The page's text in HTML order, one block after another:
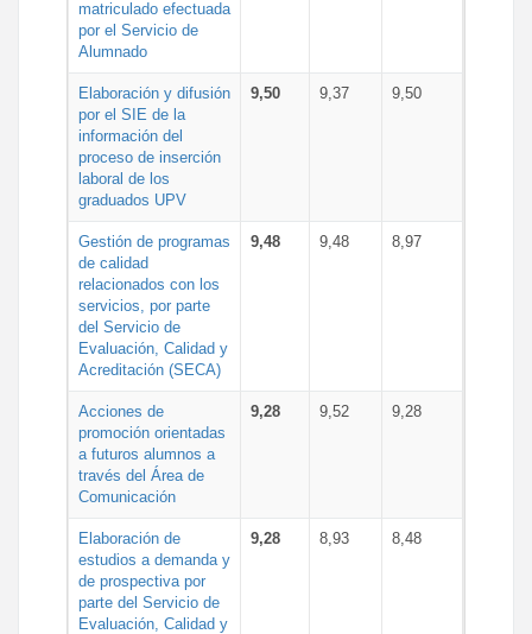
matriculado efectuada
por el Servicio de
Alumnado
Elaboración y difusión
por el SIE de la
información del
proceso de inserción
laboral de los
graduados UPV
9,50 9,37 9,50
Gestión de programas
de calidad
relacionados con los
servicios, por parte
del Servicio de
Evaluación, Calidad y
Acreditación (SECA)
9,48 9,48 8,97
Acciones de
promoción orientadas
a futuros alumnos a
través del Área de
Comunicación
9,28 9,52 9,28
Elaboración de
estudios a demanda y
de prospectiva por
parte del Servicio de
Evaluación, Calidad y
9,28 8,93 8,48